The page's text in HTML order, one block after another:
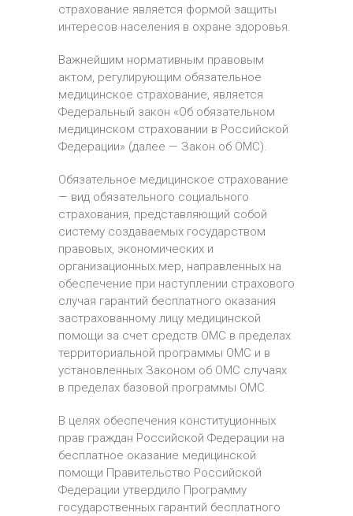
страхование является формой защиты
интересов населения в охране здоровья.
Важнейшим нормативным правовым
актом, регулирующим обязательное
медицинское страхование, является
Федеральный закон «Об обязательном
медицинском страховании в Российской
Федерации» (далее — Закон об ОМС).
Обязательное медицинское страхование
— вид обязательного социального
страхования, представляющий собой
систему создаваемых государством
правовых, экономических и
организационных мер, направленных на
обеспечение при наступлении страхового
случая гарантий бесплатного оказания
застрахованному лицу медицинской
помощи за счет средств ОМС в пределах
территориальной программы ОМС и в
установленных Законом об ОМС случаях
в пределах базовой программы ОМС.
В целях обеспечения конституционных
прав граждан Российской Федерации на
бесплатное оказание медицинской
помощи Правительство Российской
Федерации утвердило Программу
государственных гарантий бесплатного